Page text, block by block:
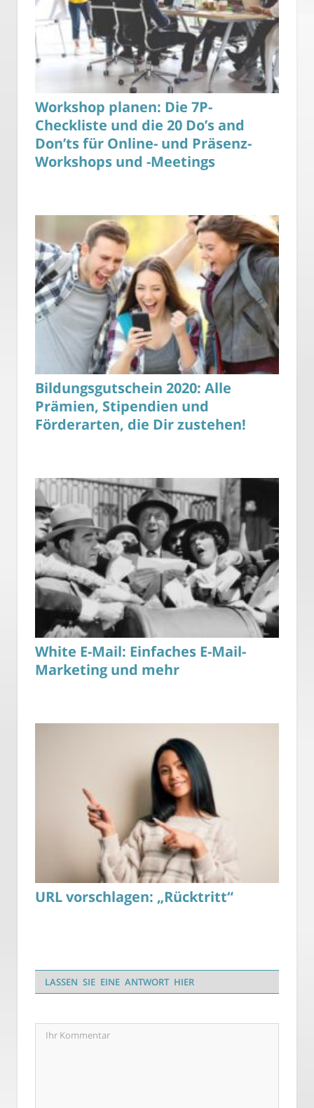
Workshop planen: Die 7P-
Checkliste und die 20 Do’s and
Don’ts für Online- und Präsenz-
Workshops und -Meetings
Bildungsgutschein 2020: Alle
Prämien, Stipendien und
Förderarten, die Dir zustehen!
White E-Mail: Einfaches E-Mail-
Marketing und mehr
URL vorschlagen: „Rücktritt“
LASSEN SIE EINE ANTWORT HIER